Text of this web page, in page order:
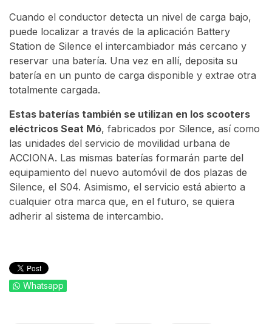
Cuando el conductor detecta un nivel de carga bajo,
puede localizar a través de la aplicación Battery
Station de Silence el intercambiador más cercano y
reservar una batería. Una vez en allí, deposita su
batería en un punto de carga disponible y extrae otra
totalmente cargada.
Estas baterías también se utilizan en los scooters
eléctricos Seat Mó, fabricados por Silence, así como
las unidades del servicio de movilidad urbana de
ACCIONA. Las mismas baterías formarán parte del
equipamiento del nuevo automóvil de dos plazas de
Silence, el S04. Asimismo, el servicio está abierto a
cualquier otra marca que, en el futuro, se quiera
adherir al sistema de intercambio.
Whatsapp